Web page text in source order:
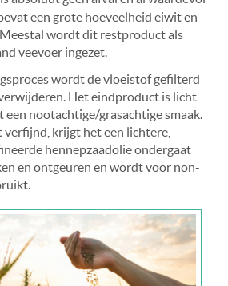
een grote hoeveelheid eiwit en
wordt dit restproduct als
veevoer ingezet.
wordt de vloeistof gefilterd
Het eindproduct is licht
nootachtige/grasachtige smaak.
krijgt het een lichtere,
hennepzaadolie ondergaat
en ontgeuren en wordt voor non-